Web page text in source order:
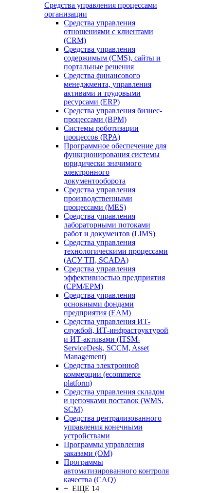
Средства управления процессами
организации
Средства управления
отношениями с клиентами
(CRM)
Средства управления
содержимым (CMS), сайты и
портальные решения
Средства финансового
менеджмента, управления
активами и трудовыми
ресурсами (ERP)
Средства управления бизнес-
процессами (BPM)
Системы роботизации
процессов (RPA)
Программное обеспечение для
функционирования системы
юридически значимого
электронного
документооборота
Средства управления
производственными
процессами (MES)
Средства управления
лабораторными потоками
работ и документов (LIMS)
Средства управления
технологическими процессами
(АСУ ТП, SCADA)
Средства управления
эффективностью предприятия
(CPM/EPM)
Средства управления
основными фондами
предприятия (EAM)
Средства управления ИТ-
службой, ИТ-инфраструктурой
и ИТ-активами (ITSM-
ServiceDesk, SCCM, Asset
Management)
Средства электронной
коммерции (ecommerce
platform)
Средства управления складом
и цепочками поставок (WMS,
SCM)
Средства централизованного
управления конечными
устройствами
Программы управления
заказами (OM)
Программы
автоматизированного контроля
качества (CAQ)
+ ЕЩЕ 14